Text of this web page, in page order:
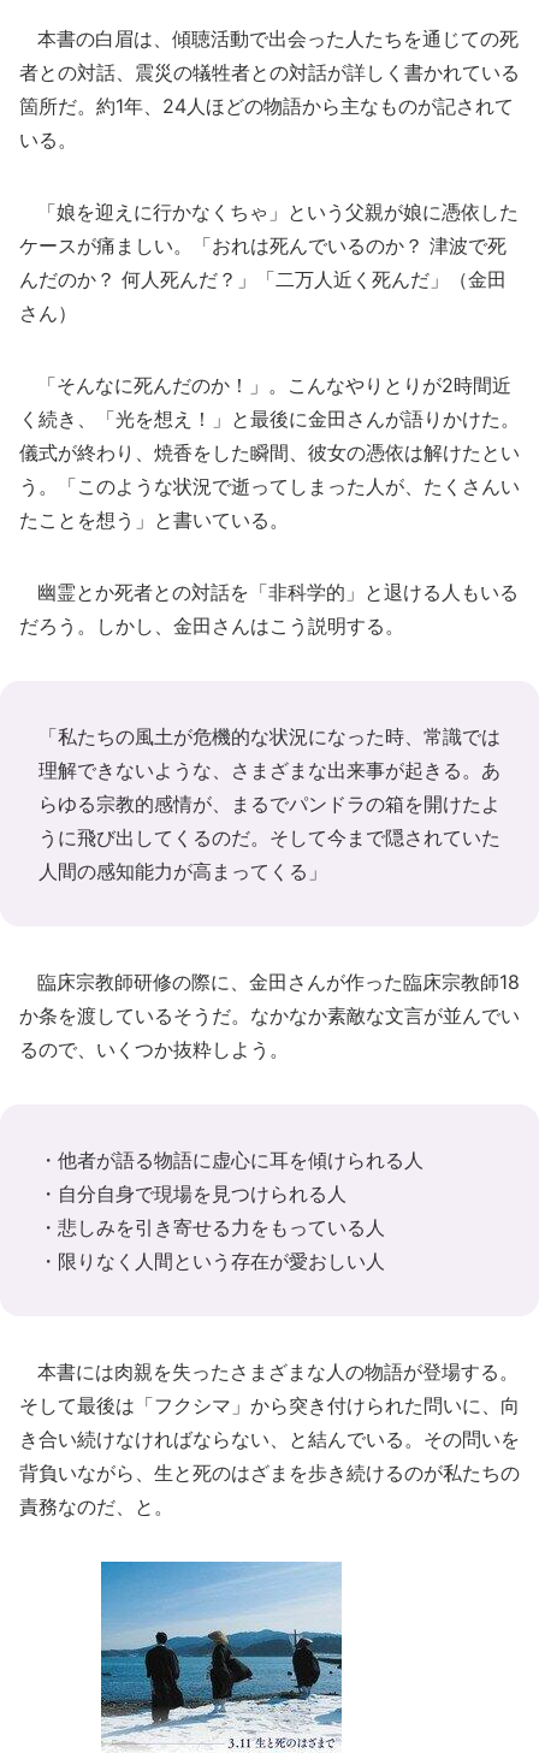
本書の白眉は、傾聴活動で出会った人たちを通じての死
者との対話、震災の犠牲者との対話が詳しく書かれている
箇所だ。約1年、24人ほどの物語から主なものが記されて
いる。
「娘を迎えに行かなくちゃ」という父親が娘に憑依した
ケースが痛ましい。「おれは死んでいるのか？ 津波で死
んだのか？ 何人死んだ？」「二万人近く死んだ」（金田
さん）
「そんなに死んだのか！」。こんなやりとりが2時間近
く続き、「光を想え！」と最後に金田さんが語りかけた。
儀式が終わり、焼香をした瞬間、彼女の憑依は解けたとい
う。「このような状況で逝ってしまった人が、たくさんい
たことを想う」と書いている。
幽霊とか死者との対話を「非科学的」と退ける人もいる
だろう。しかし、金田さんはこう説明する。
「私たちの風土が危機的な状況になった時、常識では
理解できないような、さまざまな出来事が起きる。あ
らゆる宗教的感情が、まるでパンドラの箱を開けたよ
うに飛び出してくるのだ。そして今まで隠されていた
人間の感知能力が高まってくる」
臨床宗教師研修の際に、金田さんが作った臨床宗教師18
か条を渡しているそうだ。なかなか素敵な文言が並んでい
るので、いくつか抜粋しよう。
・他者が語る物語に虚心に耳を傾けられる人
・自分自身で現場を見つけられる人
・悲しみを引き寄せる力をもっている人
・限りなく人間という存在が愛おしい人
本書には肉親を失ったさまざまな人の物語が登場する。
そして最後は「フクシマ」から突き付けられた問いに、向
き合い続けなければならない、と結んでいる。その問いを
背負いながら、生と死のはざまを歩き続けるのが私たちの
責務なのだ、と。